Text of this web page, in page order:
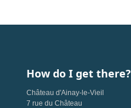
How do I get there?
Château d'Ainay-le-Vieil
7 rue du Château